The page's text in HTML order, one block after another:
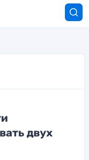
двух